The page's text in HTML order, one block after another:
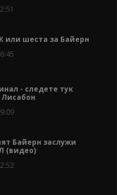
или шеста за Байерн
- следете тук
Байерн заслужи
(видео)